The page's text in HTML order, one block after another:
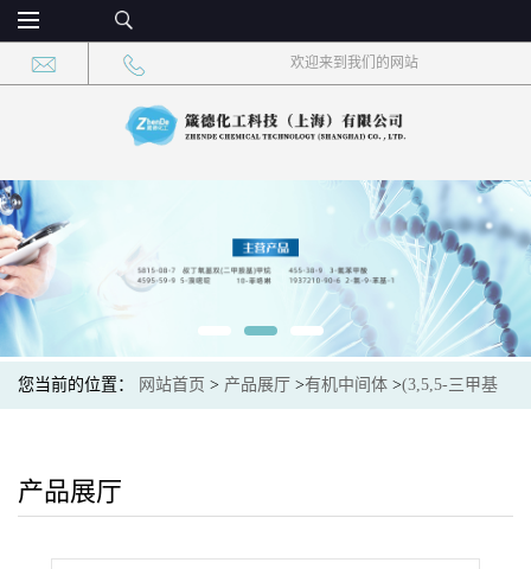
欢迎来到我们的网站
您当前的位置： 网站首页 > 产品展厅 >有机中间体 >(3,5,5-三甲基
产品展厅